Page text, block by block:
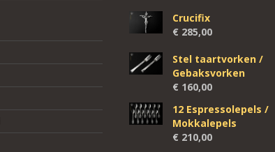
Crucifix
€ 285,00
Stel taartvorken /
Gebaksvorken
€ 160,00
12 Espressolepels /
Mokkalepels
€ 210,00